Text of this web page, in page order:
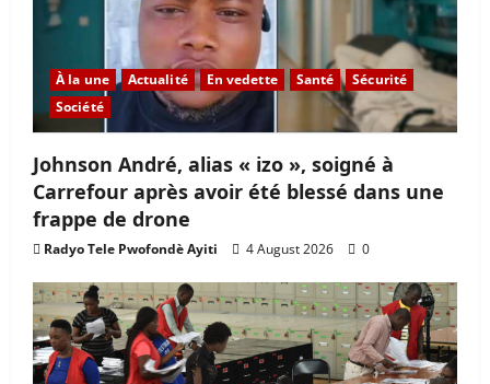
À la une Actualité En vedette Santé
Sécurité
Société
Johnson André, alias « izo », soigné à
Carrefour après avoir été blessé dans une
frappe de drone
Radyo Tele Pwofondè Ayiti 4 August 2026 0